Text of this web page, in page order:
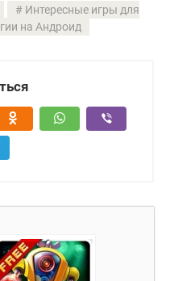
Интересные игры для
на Андроид